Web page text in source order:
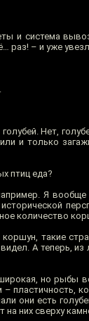
и система
раз! – и уже
Нет,
и только
птиц еда?
Я вообще
количество
коршун, такие
А теперь,
но рыбы
пластичность,
они есть
на них сверху